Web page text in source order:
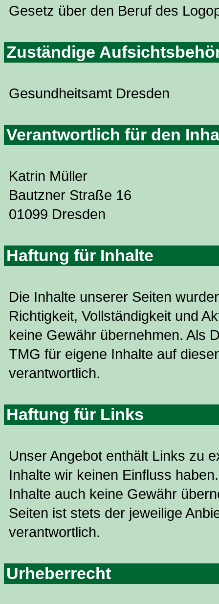
Gesetz über den Beruf des
Zuständige
Gesundheitsamt Dresden
Verantwortlich für den
Katrin Müller
Bautzner Straße 16
01099 Dresden
Haftung für Inhalte
Die Inhalte unserer Seiten
Richtigkeit, Vollständigkeit und
keine Gewähr übernehmen. Als
TMG für eigene Inhalte auf
verantwortlich.
Haftung für Links
Unser Angebot enthält Links zu
Inhalte wir keinen Einfluss
Inhalte auch keine Gewähr
Seiten ist stets der jeweilige
verantwortlich.
Urheberrecht